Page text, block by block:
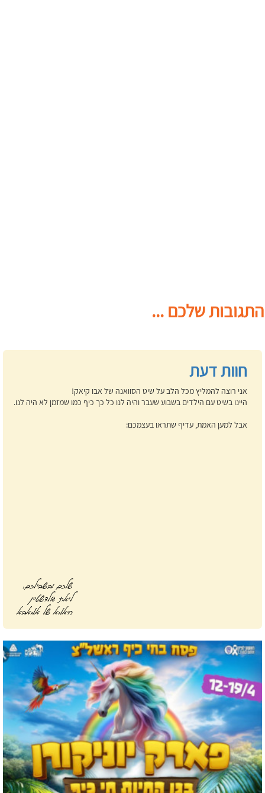
התגובות שלכם ...
חוות דעת
אני רוצה להמליץ מכל הלב על שיט הסוואנה של אבו קיאק!
היינו בשיט עם הילדים בשבוע שעבר והיה לנו כל כך כיף כמו שמזמן לא היה לנו.
אבל למען האמת, עדיף שתראו בעצמכם: